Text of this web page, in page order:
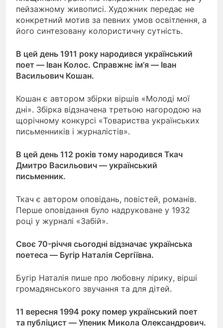
пейзажному живописі. Художник передає не
конкретний мотив за певних умов освітлення, а
його синтезовану колористичну сутність.
В цей день 1911 року народився український
поет — Іван Колос. Справжнє ім’я — Іван
Васильович Кошан.
Кошан є автором збірки віршів «Молоді мої
дні». Збірка відзначена третьою нагородою на
щорічному конкурсі «Товариства українських
письменників і журналістів».
В цей день 112 років тому народився Ткач
Дмитро Васильович — український
письменник.
Ткач є автором оповідань, повістей, романів.
Перше оповідання було надруковане у 1932
році у журналі «Забій».
Своє 70-річчя сьогодні відзначає українська
поетеса — Бугір Наталія Сергіївна.
Бугір Наталія пише про любовну лірику, вірші
громадянського звучання та для дітей.
11 вересня 1994 року помер український поет
та публіцист — Упеник Микола Олександрович.